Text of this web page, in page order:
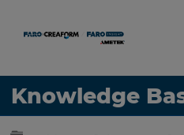
Knowledge
Idioma